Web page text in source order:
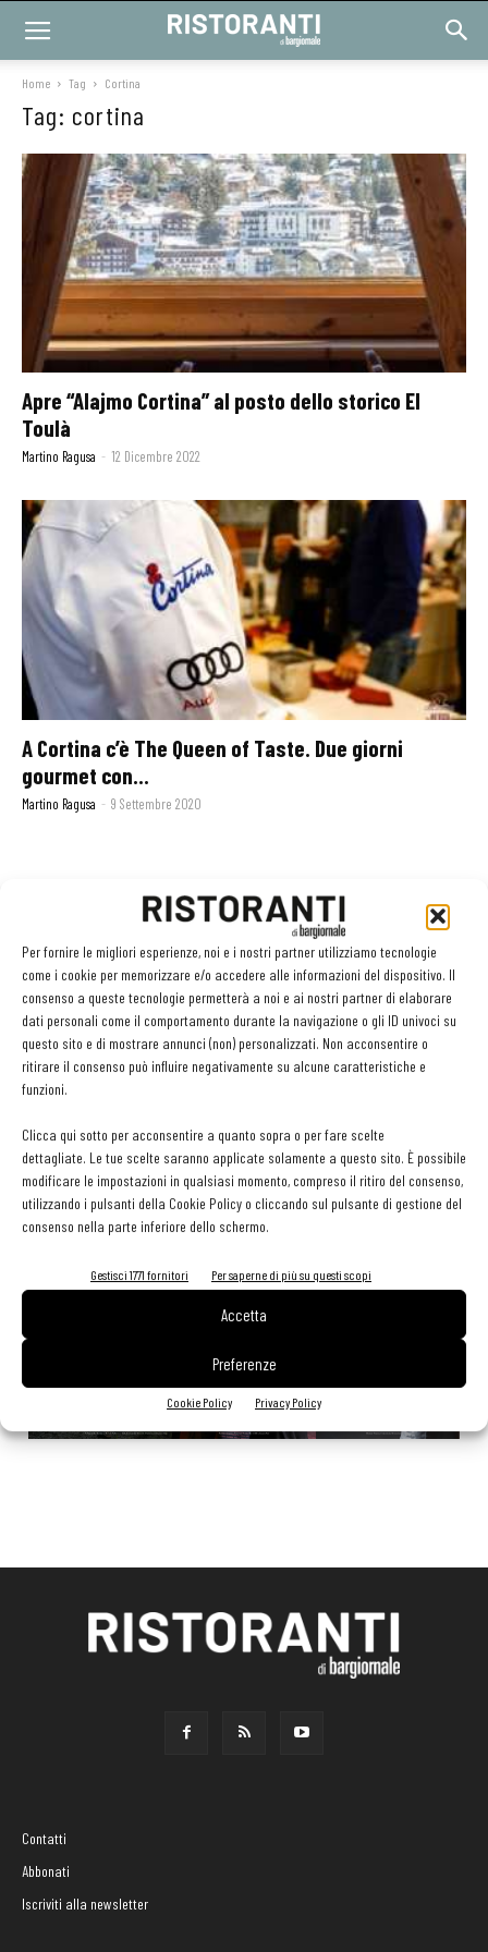
Per fornire le migliori esperienze, noi e i nostri partner utilizziamo tecnologie
come i cookie per memorizzare e/o accedere alle informazioni del dispositivo. Il
consenso a queste tecnologie permetterà a noi e ai nostri partner di elaborare
dati personali come il comportamento durante la navigazione o gli ID univoci su
questo sito e di mostrare annunci (non) personalizzati. Non acconsentire o
ritirare il consenso può influire negativamente su alcune caratteristiche e
funzioni.
Clicca qui sotto per acconsentire a quanto sopra o per fare scelte
dettagliate. Le tue scelte saranno applicate solamente a questo sito. È possibile
modificare le impostazioni in qualsiasi momento, compreso il ritiro del consenso,
utilizzando i pulsanti della Cookie Policy o cliccando sul pulsante di gestione del
consenso nella parte inferiore dello schermo.
Gestisci 1771 fornitori Per saperne di più su questi scopi
Accetta
Preferenze
Cookie Policy Privacy Policy
Home Tag Cortina
Tag: cortina
Apre “Alajmo Cortina” al posto dello storico El
Toulà
Martino Ragusa - 12 Dicembre 2022
A Cortina c’è The Queen of Taste. Due giorni
gourmet con...
Martino Ragusa - 9 Settembre 2020
GLI ARTICOLI PIÙ LETTI
Sogemi rafforza i servizi per la ristorazione: orario esteso e
tessera gratuita per i professionisti HoReCa
29 Luglio 2026
Aperti per ferie. Buoni indirizzi da Nord a Sud per godersi le
vacanze (o da scorprire se si è in vacanza)
Pos, compagni di gestione. Le ultime soluzioni delle aziende
EDICOLA WEB
Contatti
Abbonati
Iscriviti alla newsletter